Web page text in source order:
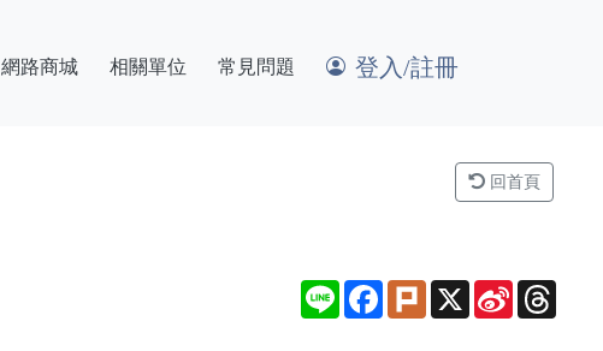
網路商城 相關單位 常見問題 登入/註冊
回首頁
Line Facebook
Plurk X
Sina
Weibo